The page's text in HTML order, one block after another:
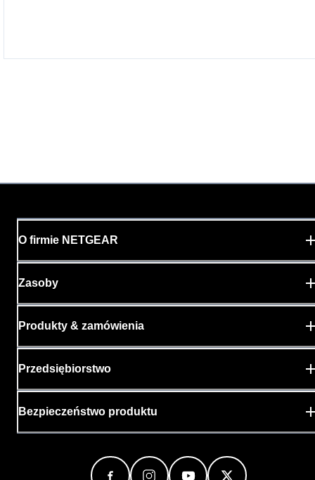
O firmie NETGEAR
Zasoby
Produkty & zamówienia
Przedsiębiorstwo
Bezpieczeństwo produktu